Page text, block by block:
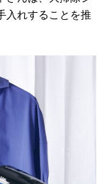
入れすることを推